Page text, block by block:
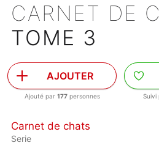
CARNET DE
TOME 3
AJOUTER
Ajouté par 177personnes Suivi
Carnet de chats
Serie